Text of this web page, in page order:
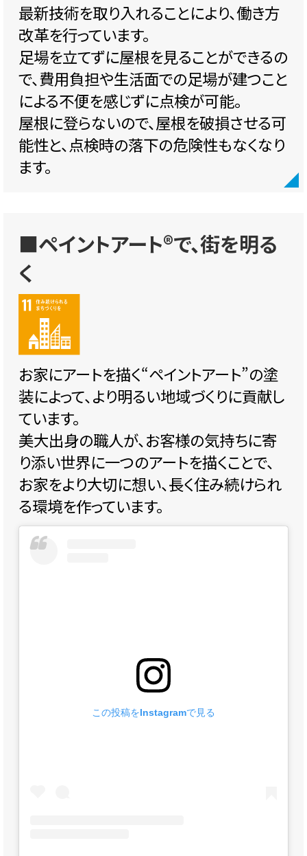
最新技術を取り入れることにより、働き方
改革を行っています。
足場を立てずに屋根を見ることができるの
で、費用負担や生活面での足場が建つこと
による不便を感じずに点検が可能。
屋根に登らないので、屋根を破損させる可
能性と、点検時の落下の危険性もなくなり
ます。
■ペイントアート®で、街を明る
く
お家にアートを描く“ペイントアート”の塗
装によって、より明るい地域づくりに貢献し
ています。
美大出身の職人が、お客様の気持ちに寄
り添い世界に一つのアートを描くことで、
お家をより大切に想い、長く住み続けられ
る環境を作っています。
この投稿をInstagramで見る